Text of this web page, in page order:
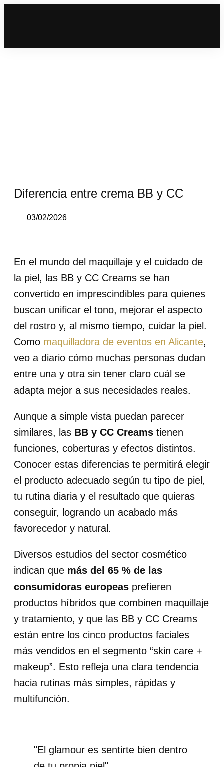
Diferencia entre crema BB y CC
03/02/2026
En el mundo del maquillaje y el cuidado de
la piel, las BB y CC Creams se han
convertido en imprescindibles para quienes
buscan unificar el tono, mejorar el aspecto
del rostro y, al mismo tiempo, cuidar la piel.
Como maquilladora de eventos en Alicante,
veo a diario cómo muchas personas dudan
entre una y otra sin tener claro cuál se
adapta mejor a sus necesidades reales.
Aunque a simple vista puedan parecer
similares, las BB y CC Creams tienen
funciones, coberturas y efectos distintos.
Conocer estas diferencias te permitirá elegir
el producto adecuado según tu tipo de piel,
tu rutina diaria y el resultado que quieras
conseguir, logrando un acabado más
favorecedor y natural.
Diversos estudios del sector cosmético
indican que más del 65 % de las
consumidoras europeas prefieren
productos híbridos que combinen maquillaje
y tratamiento, y que las BB y CC Creams
están entre los cinco productos faciales
más vendidos en el segmento “skin care +
makeup”. Esto refleja una clara tendencia
hacia rutinas más simples, rápidas y
multifunción.
"El glamour es sentirte bien dentro